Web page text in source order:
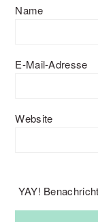
Name
E-Mail-Adresse
Website
YAY!